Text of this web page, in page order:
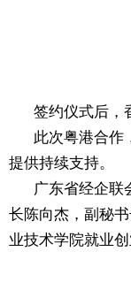
签约仪式后，
此次粤港合作
提供持续支持。
广东省经企联
长陈向杰，副秘
业技术学院就业